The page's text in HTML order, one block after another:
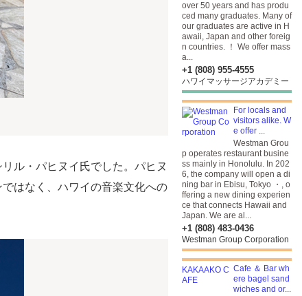
ル・パヒヌイ氏でした。パヒヌ
はなく、ハワイの音楽文化への
over 50 years and has produ
ced many graduates. Many of
our graduates are active in H
awaii, Japan and other foreig
n countries. ！ We offer mass
a...
+1 (808) 955-4555
ハワイマッサージアカデミー
For locals and
visitors alike. W
e offer ...
Westman Grou
p operates restaurant busine
ss mainly in Honolulu. In 202
6, the company will open a di
ning bar in Ebisu, Tokyo ・, o
ffering a new dining experien
ce that connects Hawaii and
Japan. We are al...
+1 (808) 483-0436
Westman Group Corporation
Cafe ＆ Bar wh
ere bagel sand
wiches and or...